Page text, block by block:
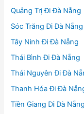
Quảng Trị Đi Đà Nẵng
Sóc Trăng Đi Đà Nẵng
Tây Ninh Đi Đà Nẵng
Thái Bình Đi Đà Nẵng
Thái Nguyên Đi Đà
Thanh Hóa Đi Đà
Tiền Giang Đi Đà Nẵng